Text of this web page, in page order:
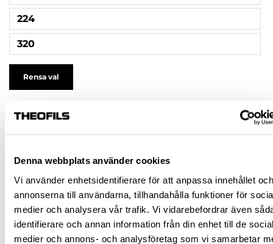
Denna webbplats använder cookies
Vi använder enhetsidentifierare för att anpassa innehållet och
annonserna till användarna, tillhandahålla funktioner för
medier och analysera vår trafik. Vi vidarebefordrar även
identifierare och annan information från din enhet till de
medier och annons- och analysföretag som vi samarbetar
224
320
Rensa val
81,50 kr
Pris / 1 st: 81,50 kr
st
KÖP